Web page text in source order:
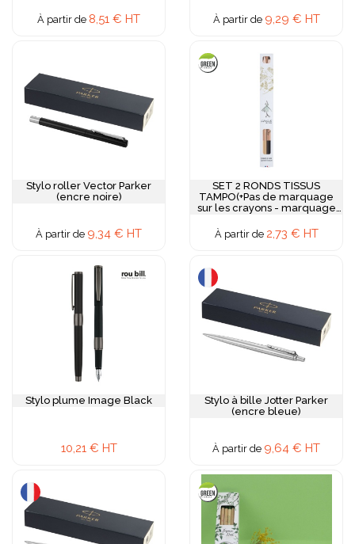
À partir de 8,51 € HT À partir de 9,29 € HT
Stylo roller Vector Parker
(encre noire)
À partir de 9,34 € HT
SET 2 RONDS TISSUS
TAMPO(+Pas de marquage
sur les crayons - marquage
totale de l'etui)
À partir de 2,73 € HT
Stylo plume Image Black
10,21 € HT
Stylo à bille Jotter Parker
(encre bleue)
À partir de 9,64 € HT